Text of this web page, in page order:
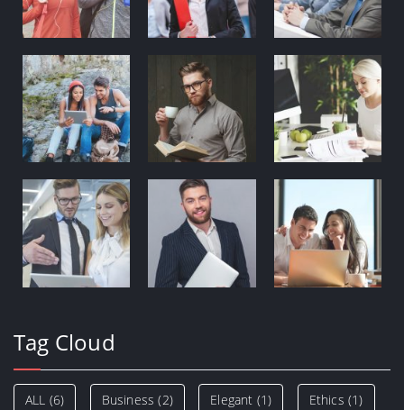
Tag Cloud
ALL (6) Business (2) Elegant (1) Ethics (1)